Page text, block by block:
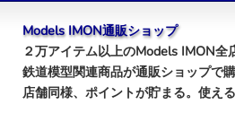
Models IMON通販ショップ
２万アイテム以上のModels IMON全
鉄道模型関連商品が通販ショップで購
店舗同様、ポイントが貯まる。使える